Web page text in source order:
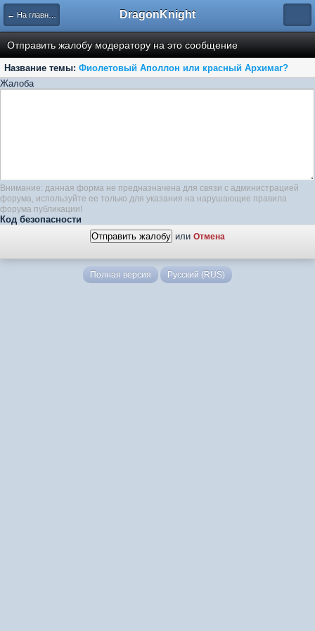
← На главную DragonKnight
Отправить жалобу модератору на это сообщение
Название темы: Фиолетовый Аполлон или красный Архимаг?
Жалоба
Внимание: данная форма не предназначена для связи с администрацией
форума, используйте ее только для указания на нарушающие правила
форума публикации!
Код безопасности
или Отмена
Полная версия Русский (RUS)